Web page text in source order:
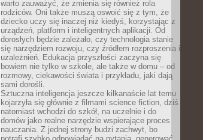
warto zauważyć, że zmienia się również rola
rodziców. Oni także muszą oswoić się z tym, że
dziecko uczy się inaczej niż kiedyś, korzystając z
urządzeń, platform i inteligentnych aplikacji. Od
dorosłych będzie zależało, czy technologia stanie
się narzędziem rozwoju, czy źródłem rozproszenia i
uzależnień. Edukacja przyszłości zaczyna się
bowiem nie tylko w szkole, ale także w domu – od
rozmowy, ciekawości świata i przykładu, jaki dają
sami dorośli.
Sztuczna inteligencja jeszcze kilkanaście lat temu
kojarzyła się głównie z filmami science fiction, dziś
natomiast wchodzi do szkół, na uczelnie i do
domów jako realne narzędzie wspierające proces
nauczania. Z jednej strony budzi zachwyt, bo